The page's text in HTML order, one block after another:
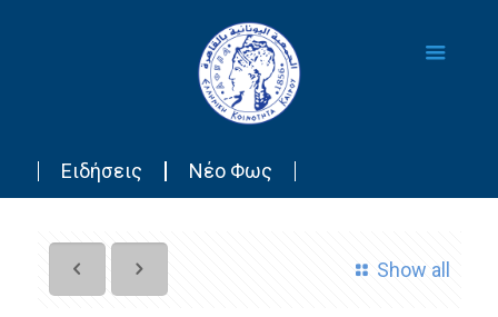
Ειδήσεις Νέο Φως
Show all